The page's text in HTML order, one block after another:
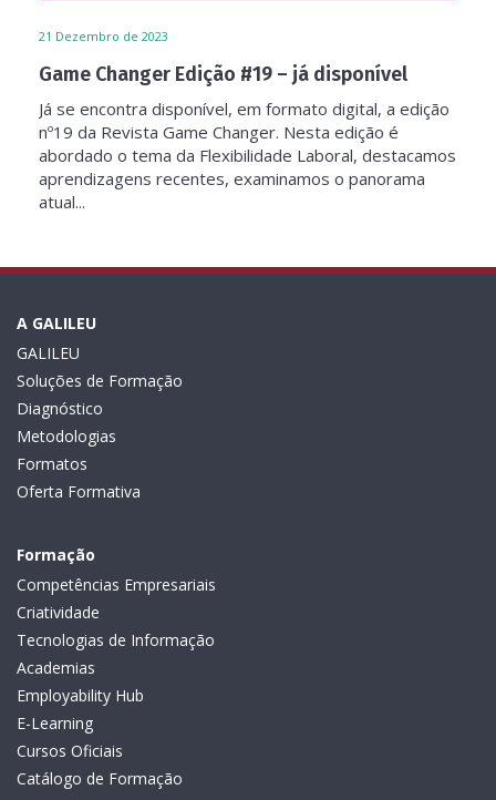
21 Dezembro de 2023
Game Changer Edição #19 – já disponível
Já se encontra disponível, em formato digital, a edição
nº19 da Revista Game Changer. Nesta edição é
abordado o tema da Flexibilidade Laboral, destacamos
aprendizagens recentes, examinamos o panorama
atual...
A GALILEU
GALILEU
Soluções de Formação
Diagnóstico
Metodologias
Formatos
Oferta Formativa
Formação
Competências Empresariais
Criatividade
Tecnologias de Informação
Academias
Employability Hub
E-Learning
Cursos Oficiais
Catálogo de Formação